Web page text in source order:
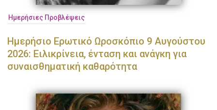
Ημερήσιες Προβλέψεις
Ημερήσιο Ερωτικό Ωροσκόπιο 9 Αυγούστου
2026: Ειλικρίνεια, ένταση και ανάγκη για
συναισθηματική καθαρότητα